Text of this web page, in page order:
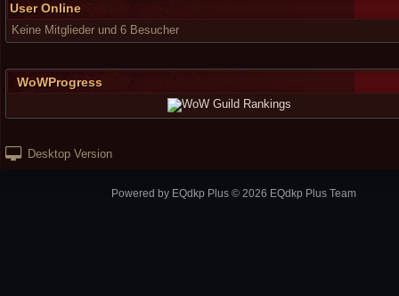
User Online
Keine Mitglieder und 6 Besucher
WoWProgress
Desktop Version
Powered by EQdkp Plus© 2026 EQdkp Plus Team